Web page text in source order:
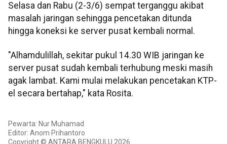
Selasa dan Rabu (2-3/6) sempat terganggu akibat
masalah jaringan sehingga pencetakan ditunda
hingga koneksi ke server pusat kembali normal.
"Alhamdulillah, sekitar pukul 14.30 WIB jaringan ke
server pusat sudah kembali terhubung meski masih
agak lambat. Kami mulai melakukan pencetakan KTP-
el secara bertahap," kata Rosita.
Pewarta: Nur Muhamad
Editor: Anom Prihantoro
Copyright © ANTARA BENGKULU 2026